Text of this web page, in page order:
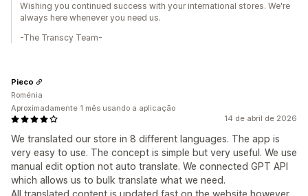
Wishing you continued success with your international stores. We're
always here whenever you need us.
-The Transcy Team-
14 de abril de 2026
We translated our store in 8 different languages. The app is
very easy to use. The concept is simple but very useful. We use
manual edit option not auto translate. We connected GPT API
which allows us to bulk translate what we need.
Pieco
Roménia
Aproximadamente 1 mês usando a aplicação